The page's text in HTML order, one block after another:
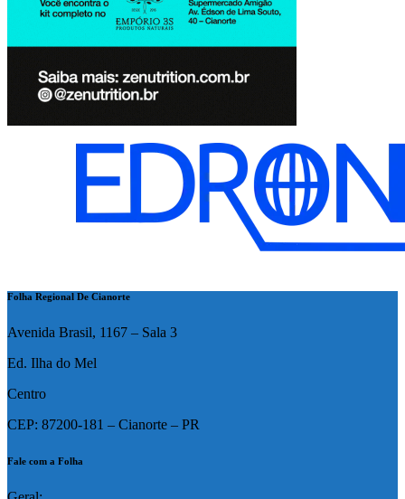
Folha Regional De Cianorte
Avenida Brasil, 1167 – Sala 3
Ed. Ilha do Mel
Centro
CEP: 87200-181 – Cianorte – PR
Fale com a Folha